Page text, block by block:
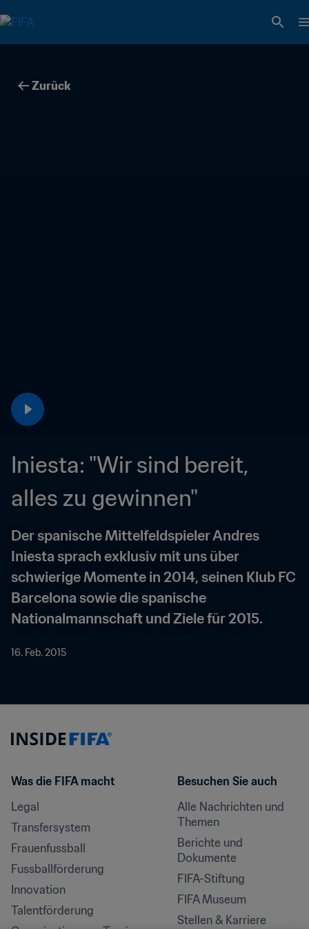
Zurück
Iniesta: "Wir sind bereit,
alles zu gewinnen"
Der spanische Mittelfeldspieler Andres
Iniesta sprach exklusiv mit uns über
schwierige Momente in 2014, seinen Klub FC
Barcelona sowie die spanische
Nationalmannschaft und Ziele für 2015.
16. Feb. 2015
Was die FIFA macht
Legal
Transfersystem
Frauenfussball
Fussballförderung
Innovation
Talentförderung
Besuchen Sie auch
Alle Nachrichten und
Themen
Berichte und
Dokumente
FIFA-Stiftung
FIFA Museum
Stellen & Karriere